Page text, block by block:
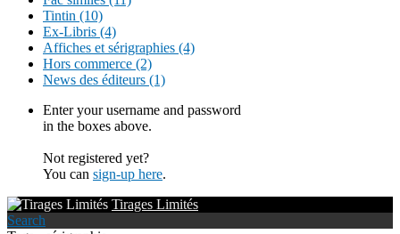
Tintin (10)
Ex-Libris (4)
Affiches et sérigraphies (4)
Hors commerce (2)
News des éditeurs (1)
Enter your username and password
in the boxes above.
Not registered yet?
You can sign-up here.
Tirages Limités
Search